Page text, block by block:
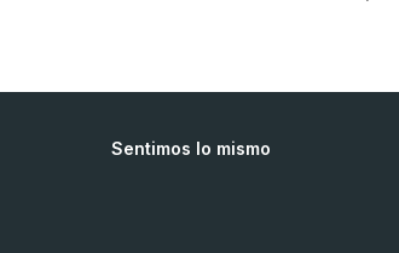
Sentimos lo mismo